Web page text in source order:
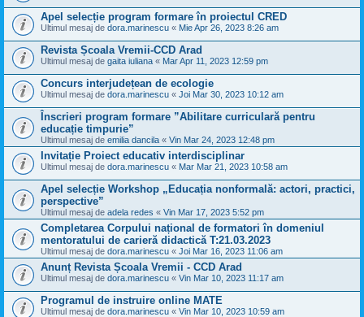
Apel selecție program formare în proiectul CRED
Ultimul mesaj de dora.marinescu « Mie Apr 26, 2023 8:26 am
Revista Școala Vremii-CCD Arad
Ultimul mesaj de gaita iuliana « Mar Apr 11, 2023 12:59 pm
Concurs interjudețean de ecologie
Ultimul mesaj de dora.marinescu « Joi Mar 30, 2023 10:12 am
Înscrieri program formare ”Abilitare curriculară pentru
educație timpurie”
Ultimul mesaj de emilia dancila « Vin Mar 24, 2023 12:48 pm
Invitație Proiect educativ interdisciplinar
Ultimul mesaj de dora.marinescu « Mar Mar 21, 2023 10:58 am
Apel selecție Workshop „Educația nonformală: actori, practici,
perspective”
Ultimul mesaj de adela redes « Vin Mar 17, 2023 5:52 pm
Completarea Corpului național de formatori în domeniul
mentoratului de carieră didactică T:21.03.2023
Ultimul mesaj de dora.marinescu « Joi Mar 16, 2023 11:06 am
Anunț Revista Școala Vremii - CCD Arad
Ultimul mesaj de dora.marinescu « Vin Mar 10, 2023 11:17 am
Programul de instruire online MATE
Ultimul mesaj de dora.marinescu « Vin Mar 10, 2023 10:59 am